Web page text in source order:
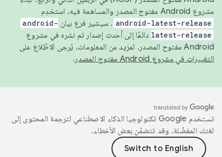
مشروع Android مفتوح المصدر والمساهمة فيه، استخدِم
android-latest-release . سيشير فرع بيان android-
latest-release دائمًا إلى أحدث إصدار تم نشره في مشروع
Android مفتوح المصدر. لمزيد من المعلومات، يُرجى الاطّلاع على
التغييرات في مشروع Android مفتوح المصدر
.
تستخدم Google تكنولوجيا الذكاء الاصطناعي لترجمة المحتوى إلى
لغتك المفضّلة، وقد تتضمّن بعض الأخطاء.